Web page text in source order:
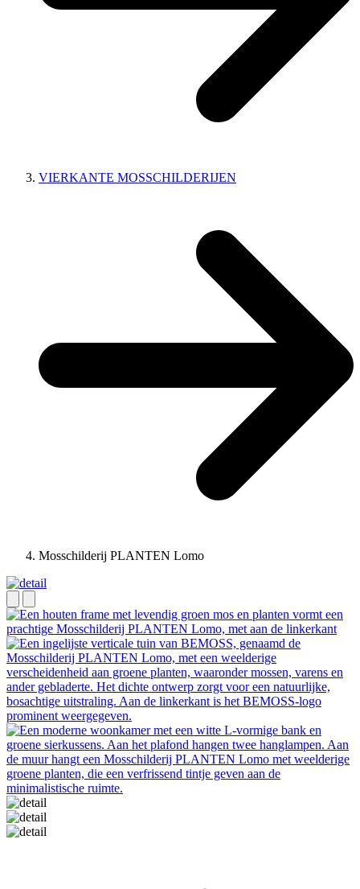
VIERKANTE MOSSCHILDERIJEN
Mosschilderij PLANTEN Lomo